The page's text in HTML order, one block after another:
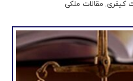
کیفری,مقالات ملکی